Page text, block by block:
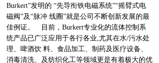
Burkert”发明的 “先导衔铁电磁系统”“摇臂式电
磁阀”及“脉冲 线圈”就是公司不断创新发展的最
佳例证。 目前，Burkert专业化的流体控制系
统产品已广泛应用于各行各业,尤其在水/污水处
理、啤酒饮 料、食品加工、制药及医疗设备、
消毒清洗、及纺织化工等领域更是有着极大的优